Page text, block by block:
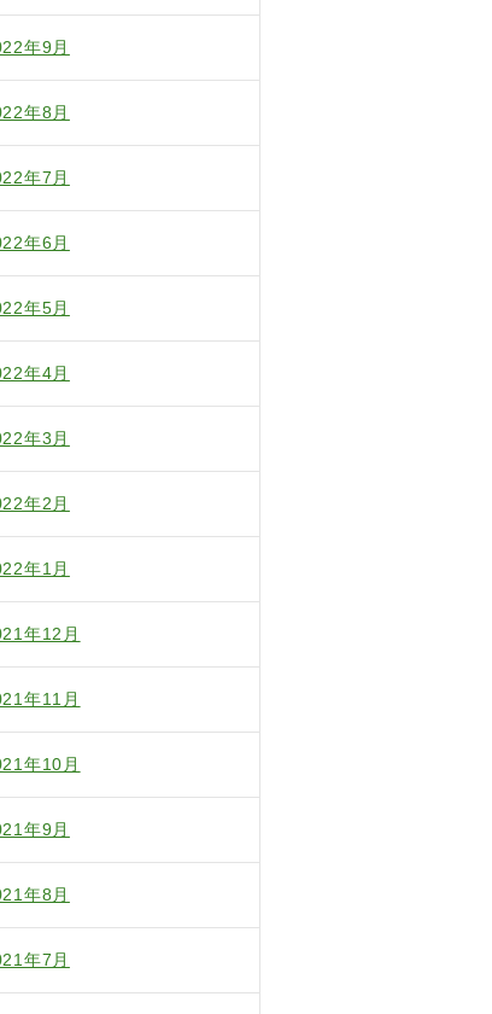
年9月
年8月
年7月
年6月
年5月
年4月
年3月
年2月
年1月
年12月
年11月
年10月
年9月
年8月
年7月